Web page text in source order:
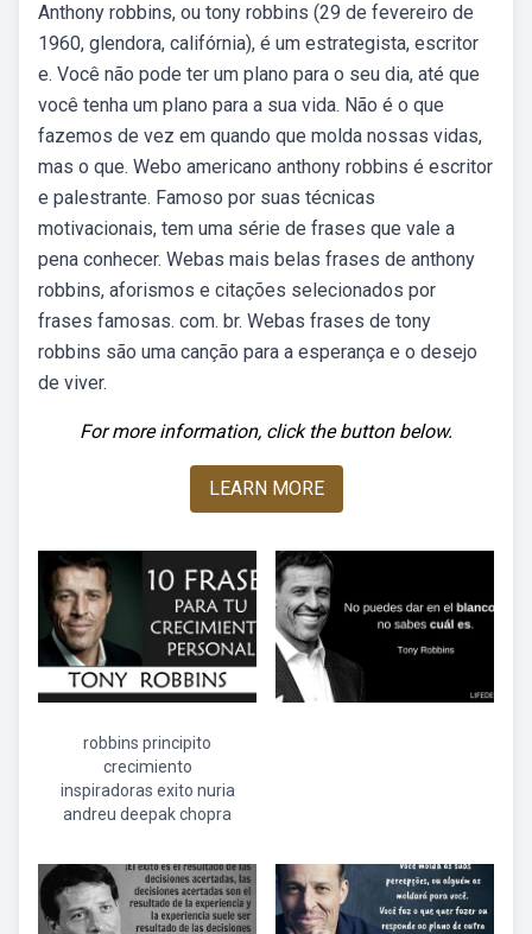
Anthony robbins, ou tony robbins (29 de fevereiro de
1960, glendora, califórnia), é um estrategista, escritor
e. Você não pode ter um plano para o seu dia, até que
você tenha um plano para a sua vida. Não é o que
fazemos de vez em quando que molda nossas vidas,
mas o que. Webo americano anthony robbins é escritor
e palestrante. Famoso por suas técnicas
motivacionais, tem uma série de frases que vale a
pena conhecer. Webas mais belas frases de anthony
robbins, aforismos e citações selecionados por
frases famosas. com. br. Webas frases de tony
robbins são uma canção para a esperança e o desejo
de viver.
For more information, click the button below.
LEARN MORE
robbins principito
crecimiento
inspiradoras exito nuria
andreu deepak chopra